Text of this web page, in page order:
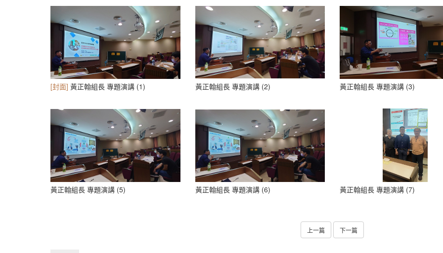
[封面] 黃正翰組長 專題演講 (1) 黃正翰組長 專題演講 (2) 黃正翰組長 專題演講 (3)
黃正翰組長 專題演講 (5) 黃正翰組長 專題演講 (6) 黃正翰組長 專題演講 (7)
上一篇 下一篇